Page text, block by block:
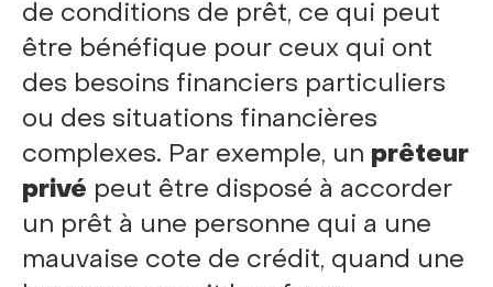
de conditions de prêt, ce qui peut
être bénéfique pour ceux qui ont
des besoins financiers particuliers
ou des situations financières
complexes. Par exemple, un prêteur
privé peut être disposé à accorder
un prêt à une personne qui a une
mauvaise cote de crédit, quand une